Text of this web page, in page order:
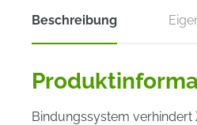
Beschreibung
Bindungssystem